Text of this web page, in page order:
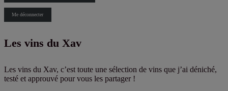
Me déconnecter
Les vins du Xav
Les vins du Xav, c’est toute une sélection de vins que j’ai déniché,
testé et approuvé pour vous les partager !